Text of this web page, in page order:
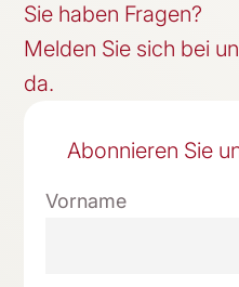
Sie haben Fragen?
Melden Sie sich bei
da.
Abonnieren Sie
Vorname